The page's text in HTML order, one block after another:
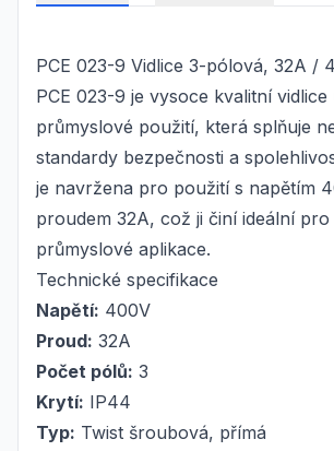
PCE 023-9 Vidlice 3-pólová, 32A /
PCE 023-9 je vysoce kvalitní
průmyslové použití, která splňuje
standardy bezpečnosti a
je navržena pro použití s napětím
proudem 32A, což ji činí ideální
průmyslové aplikace.
Technické specifikace
Napětí: 400V
Proud: 32A
Počet pólů: 3
Krytí: IP44
Typ: Twist šroubová, přímá